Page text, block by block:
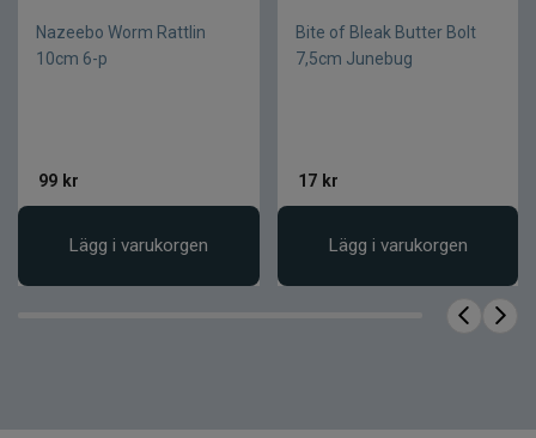
Nazeebo Worm Rattlin
10cm 6-p
99 kr
Lägg i varukorgen
Bite of Bleak Butter Bolt
7,5cm Junebug
17 kr
Lägg i varukorgen